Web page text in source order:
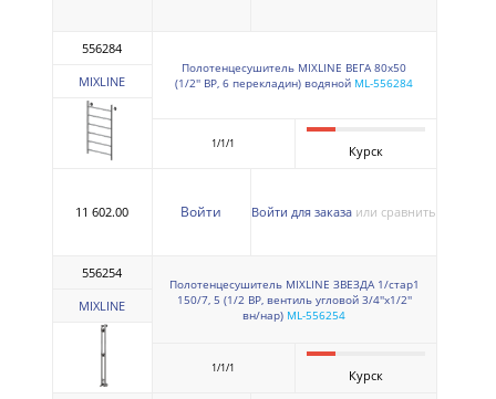
556284
MIXLINE
Полотенцесушитель MIXLINE ВЕГА 80х50
(1/2'' ВР, 6 перекладин) водяной ML-556284
1/1/1 Курск
11 602.00 Войти Войти для заказа или сравнить
556254
MIXLINE
Полотенцесушитель MIXLINE ЗВЕЗДА 1/стар1
150/7, 5 (1/2 ВР, вентиль угловой 3/4''х1/2''
вн/нар) ML-556254
1/1/1 Курск